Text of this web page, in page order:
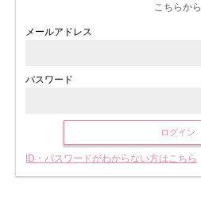
こちらから
メールアドレス
パスワード
ログイン
ID・パスワードがわからない方はこちら